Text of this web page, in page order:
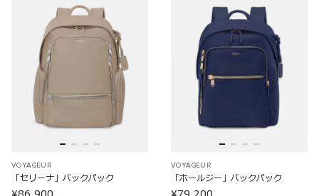
VOYAGEUR
「セリーナ」バックパック
VOYAGEUR
「ホールジー」バックパック